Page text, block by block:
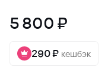
5 800 ₽
290 ₽ кешбэк